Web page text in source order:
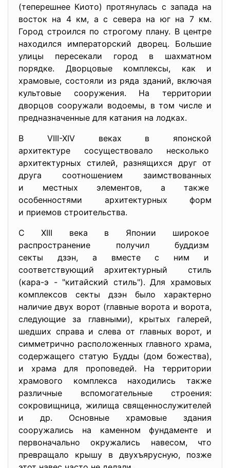
(теперешнее Киото) протянулась с запада на
восток на 4 км, а с севера на юг на 7 км.
Город строился по строгому плану. В центре
находился императорский дворец. Большие
улицы пересекали город в шахматном
порядке. Дворцовые комплексы, как и
храмовые, состояли из ряда зданий, включая
культовые сооружения. На территории
дворцов сооружали водоемы, в том числе и
предназначенные для катания на лодках.
В VIII-XIV веках в японской
архитектуре сосуществовало несколько
архитектурных стилей, разнящихся друг от
друга соотношением заимствованных
и местных элементов, а также
особенностями архитектурных форм
и приемов строительства.
С XIII века в Японии широкое
распространение получил буддизм
секты дзэн, а вместе с ним и
соответствующий архитектурный стиль
(кара-э - "китайский стиль"). Для храмовых
комплексов секты дзэн было характерно
наличие двух ворот (главные ворота и ворота,
следующие за главными), крытых галерей,
шедших справа и слева от главных ворот, и
симметрично расположенных главного храма,
содержащего статую Будды (дом божества),
и храма для проповедей. На территории
храмового комплекса находились также
различные вспомогательные строения:
сокровищница, жилища священнослужителей
и др. Основные храмовые здания
сооружались на каменном фундаменте и
первоначально окружались навесом, что
превращало крышу в двухъярусную, позже